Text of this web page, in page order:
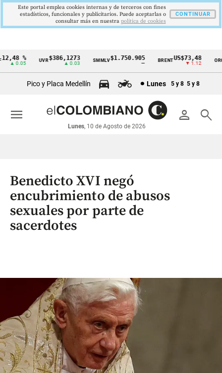
Cintillo
económicos
Colombia
%
▲ 0.05
UVR$386,1273
▲ 0.03
SMMLV$1.750.905 BRENTUS$73,48
▼ 1.12
ORO
Pico y Placa Medellín Lunes 5 y 8 5 y 8
person search
Lunes, 10 de Agosto de 2026
menu
Benedicto XVI negó
encubrimiento de abusos
sexuales por parte de
sacerdotes
Este portal emplea cookies internas y de terceros con fines
estadísticos, funcionales y publicitarios. Puede aceptarlas o
consultar más en nuestra politica de cookies
CONTINUAR